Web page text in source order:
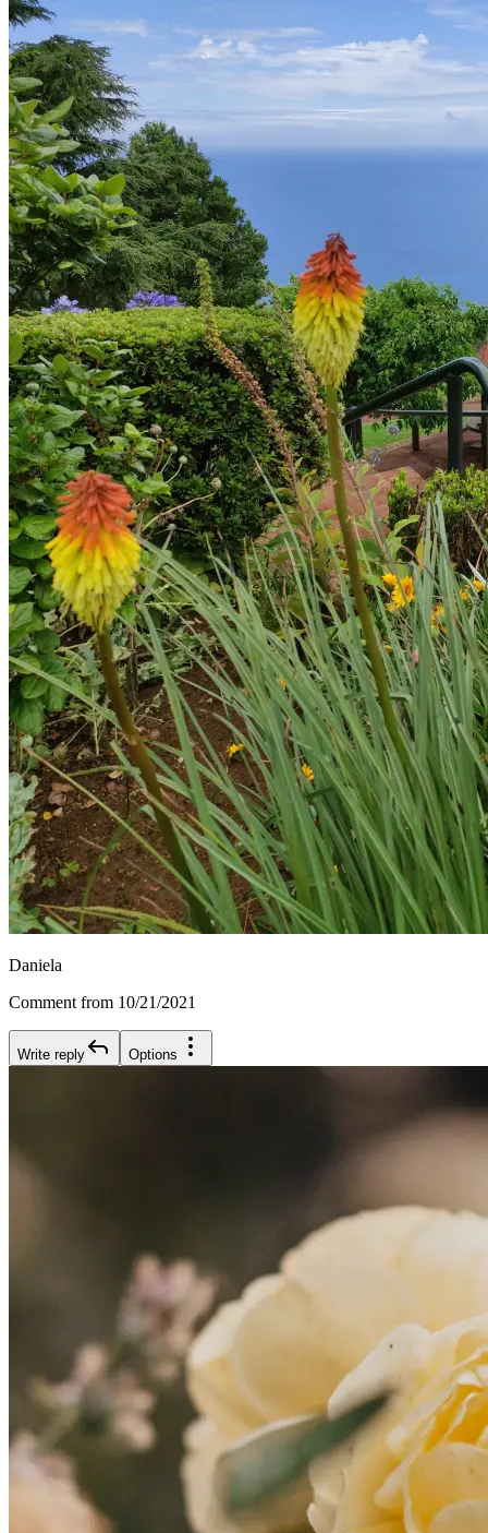
Daniela
Comment from 10/21/2021
Write reply Options